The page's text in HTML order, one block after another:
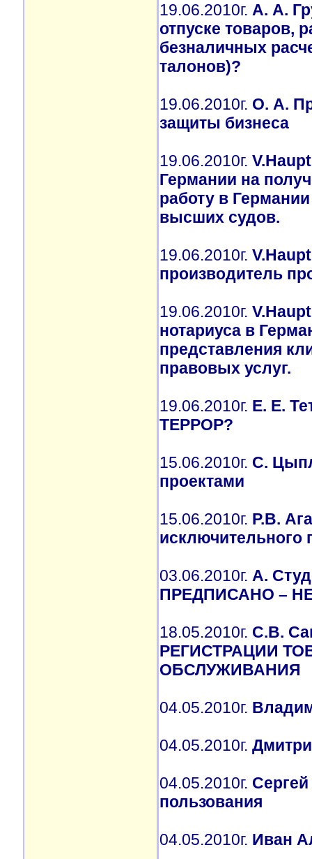
19.06.2010г. А. А.
отпуске товаров,
безналичных
талонов)?
19.06.2010г. О. А.
защиты бизнеса
19.06.2010г.
Германии на
работу в
высших судов.
19.06.2010г.
производитель
19.06.2010г.
нотариуса в
представления
правовых услуг.
19.06.2010г. Е. Е.
ТЕРРОР?
15.06.2010г. С.
проектами
15.06.2010г. Р.В.
03.06.2010г. А.
ПРЕДПИСАНО –
18.05.2010г. С.В.
РЕГИСТРАЦИИ
ОБСЛУЖИВАНИЯ
04.05.2010г.
04.05.2010г.
04.05.2010г.
пользования
04.05.2010г. Иван